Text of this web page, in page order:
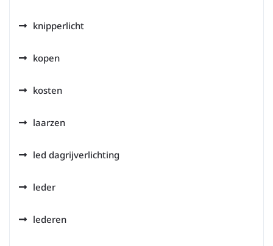
knipperlicht
kopen
kosten
laarzen
led dagrijverlichting
leder
lederen